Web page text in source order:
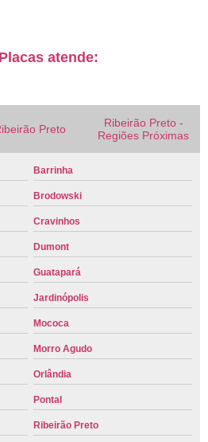
atende:
Preto
Ribeirão Preto -
Regiões Próximas
Barrinha
Brodowski
Cravinhos
Dumont
Guatapará
Jardinópolis
Mococa
Morro Agudo
Orlândia
Pontal
Ribeirão Preto